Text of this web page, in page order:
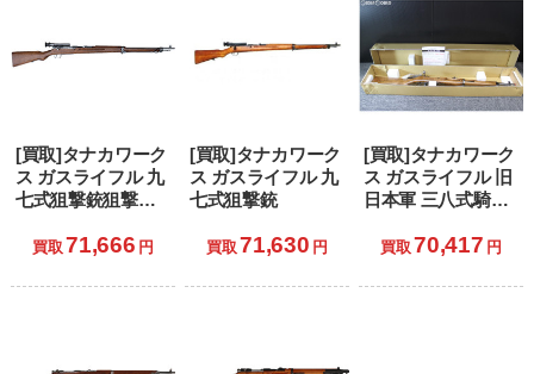
[買取]タナカワーク
ス ガスライフル 九
七式狙撃銃狙撃銃
ール・フィニッシ
買取 71,666 円
[買取]タナカワーク
ス ガスライフル 九
七式狙撃銃
買取 71,630 円
[買取]タナカワーク
ス ガスライフル 旧
日本軍 三八式騎兵
チール・フィニッ
用)
買取 70,417 円